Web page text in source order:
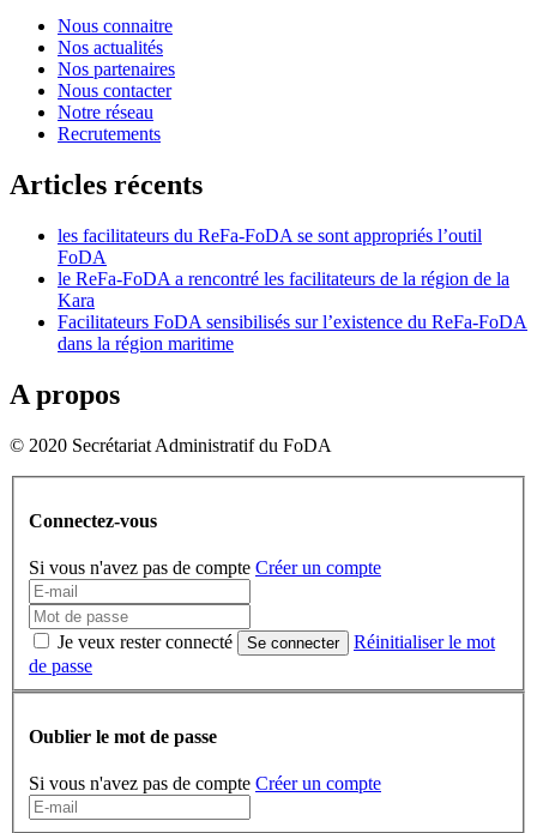
Nous connaitre
Nos actualités
Nos partenaires
Nous contacter
Notre réseau
Recrutements
Articles récents
les facilitateurs du ReFa-FoDA se sont appropriés l’outil
FoDA
le ReFa-FoDA a rencontré les facilitateurs de la région de la
Kara
Facilitateurs FoDA sensibilisés sur l’existence du ReFa-FoDA
dans la région maritime
A propos
© 2020 Secrétariat Administratif du FoDA
Connectez-vous
Si vous n'avez pas de compte Créer un compte
Je veux rester connecté Se connecter
Réinitialiser le mot
de passe
Oublier le mot de passe
Si vous n'avez pas de compte Créer un compte